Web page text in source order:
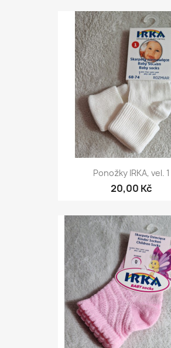
Ponožky IRKA, vel. 1
20,00 Kč